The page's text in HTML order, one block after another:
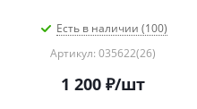
Есть в наличии (100)
Артикул: 035622(26)
1 200₽/шт